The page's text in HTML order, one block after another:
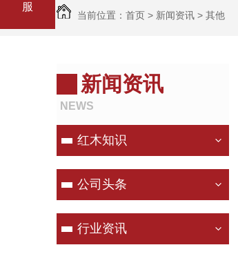
当前位置： 首页 > 新闻资讯 > 其他
新闻资讯
NEWS
红木知识
公司头条
行业资讯
服